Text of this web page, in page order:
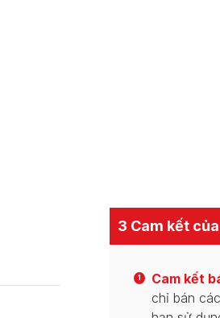
3 Cam kết
1 Cam kết
chỉ bán